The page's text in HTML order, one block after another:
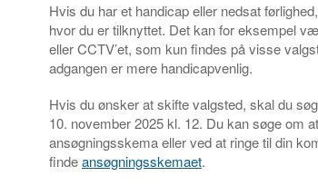
Hvis du har et handicap eller nedsat
hvor du er tilknyttet. Det kan for eksempel
eller CCTV’et, som kun findes på visse
adgangen er mere handicapvenlig.
Hvis du ønsker at skifte valgsted, skal du
10. november 2025 kl. 12. Du kan søge om
ansøgningsskema eller ved at ringe til din
findeansøgningsskemaet.